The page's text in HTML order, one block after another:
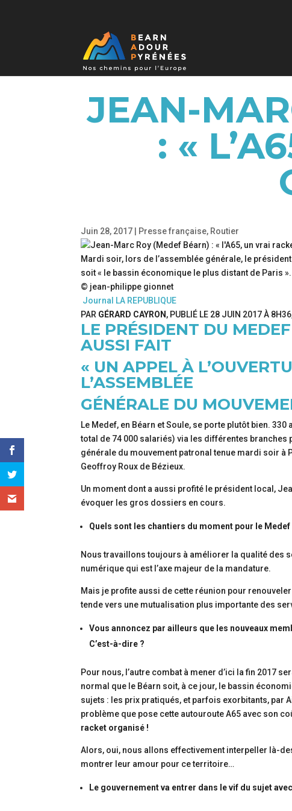
JEAN-
: «
Juin 28, 2017 Presse française, Routier
Mardi soir, lors de l’assemblée générale, le
soit « le bassin économique le plus distant de Paris ».
© jean-philippe gionnet
Journal LA REPUBLIQUE
PAR GÉRARD CAYRON , PUBLIÉ LE 28 JUIN 2017 À 8H36
LE PRÉSIDENT DU
AUSSI FAIT
« UN APPEL À
L’ASSEMBLÉE
GÉNÉRALE DU
Le Medef, en Béarn et Soule, se porte plutôt bien.
total de 74 000 salariés) via les différentes
générale du mouvement patronal tenue mardi soir à
Geoffroy Roux de Bézieux.
Un moment dont a aussi profité le président local,
évoquer les gros dossiers en cours.
Quels sont les chantiers du moment pour le Medef
Nous travaillons toujours à améliorer la qualité des
numérique qui est l’axe majeur de la mandature.
Mais je profite aussi de cette réunion pour
tende vers une mutualisation plus importante des
Vous annoncez par ailleurs que les nouveaux
C’est-à-dire ?
Pour nous, l’autre combat à mener d’ici la fin 2017
normal que le Béarn soit, à ce jour, le bassin
sujets : les prix pratiqués, et parfois exorbitants, par
problème que pose cette autouroute A65 avec son
racket organisé !
Alors, oui, nous allons effectivement interpeller là-
montrer leur amour pour ce territoire…
Le gouvernement va entrer dans le vif du sujet